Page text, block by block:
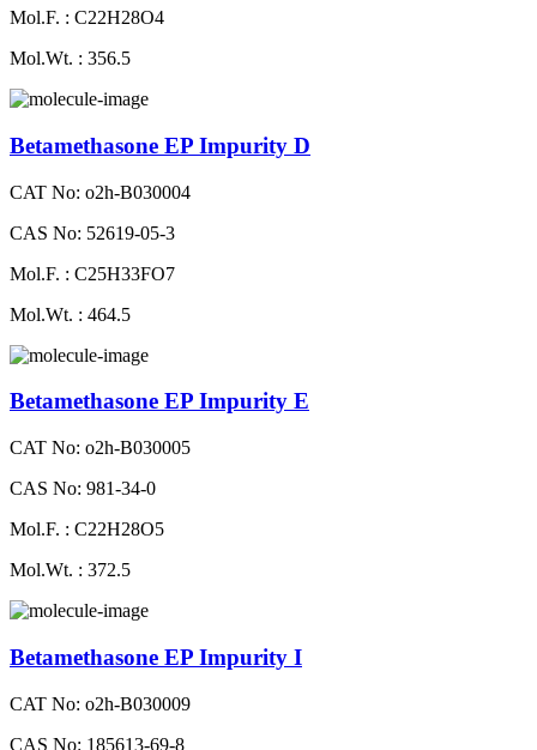
Mol.F. : C22H28O4
Mol.Wt. : 356.5
Betamethasone EP Impurity D
CAT No: o2h-B030004
CAS No: 52619-05-3
Mol.F. : C25H33FO7
Mol.Wt. : 464.5
Betamethasone EP Impurity E
CAT No: o2h-B030005
CAS No: 981-34-0
Mol.F. : C22H28O5
Mol.Wt. : 372.5
Betamethasone EP Impurity I
CAT No: o2h-B030009
CAS No: 185613-69-8